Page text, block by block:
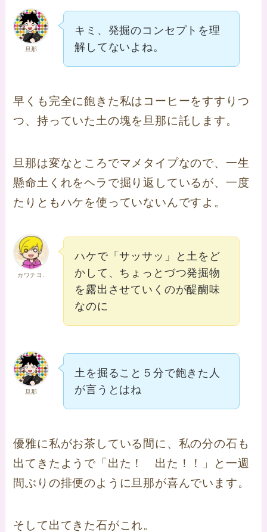
旦那
キミ、発掘のコンセプトを理
解してないよね。
早くも完全に飽きた私はコーヒーをすすりつ
つ、持っていた土の塊を旦那に託します。
旦那は変なところでマメタイプなので、一生
懸命土くれをヘラで掘り返しているが、一度
たりともハケを使っていないんですよ。
カワチヨ.
ハケで「サッサッ」と土をど
かして、ちょっとづつ発掘物
を露出させていくのが醍醐味
なのに
旦那
土を掘ること５分で飽きた人
が言うとはね
優雅に私がお茶している間に、私の分の石も
出てきたようで「出た！ 出た！！」と一週
間ぶりの排便のように旦那が喜んでいます。
そして出てきた石がこれ。